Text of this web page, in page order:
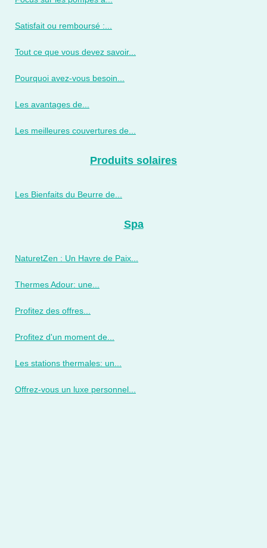
Satisfait ou remboursé :...
Tout ce que vous devez savoir...
Pourquoi avez-vous besoin...
Les avantages de...
Les meilleures couvertures de...
Produits solaires
Les Bienfaits du Beurre de...
Spa
NaturetZen : Un Havre de Paix...
Thermes Adour: une...
Profitez des offres...
Profitez d'un moment de...
Les stations thermales: un...
Offrez-vous un luxe personnel...